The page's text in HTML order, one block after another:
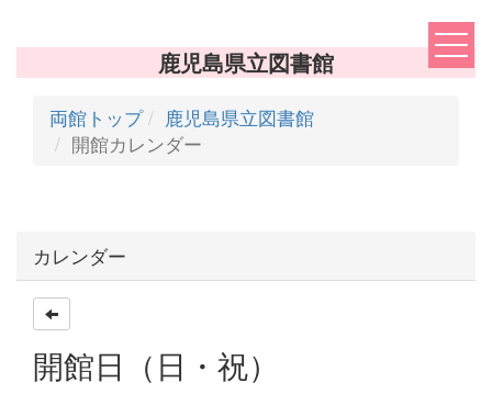
鹿児島県立図書館
両館トップ
鹿児島県立図書館
開館カレンダー
カレンダー
開館日（日・祝）